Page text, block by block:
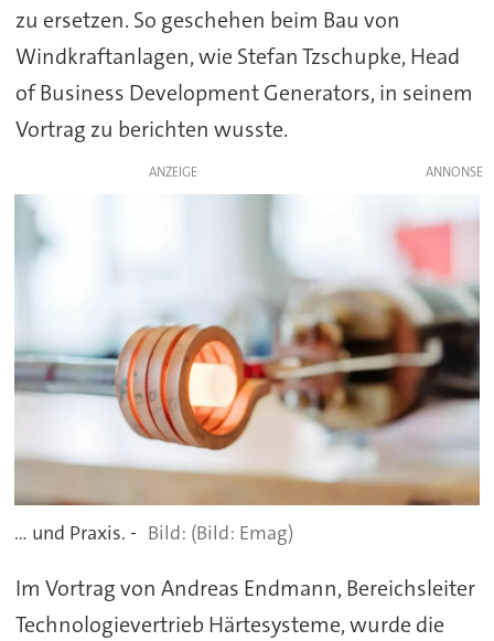
zu ersetzen. So geschehen beim Bau von
Windkraftanlagen, wie Stefan Tzschupke, Head
of Business Development Generators, in seinem
Vortrag zu berichten wusste.
ANZEIGE
... und Praxis. - (Bild: Emag)
Im Vortrag von Andreas Endmann, Bereichsleiter
Technologievertrieb Härtesysteme, wurde die